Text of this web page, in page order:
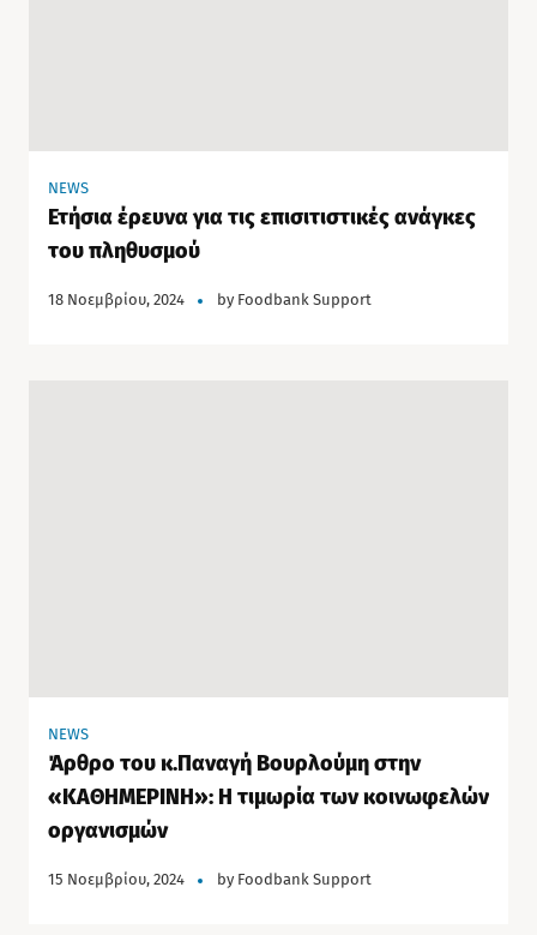
NEWS
Ετήσια έρευνα για τις επισιτιστικές ανάγκες
του πληθυσμού
18 Νοεμβρίου, 2024 by Foodbank Support
NEWS
Άρθρο του κ.Παναγή Βουρλούμη στην
«ΚΑΘΗΜΕΡΙΝΗ»: Η τιμωρία των κοινωφελών
οργανισμών
15 Νοεμβρίου, 2024 by Foodbank Support